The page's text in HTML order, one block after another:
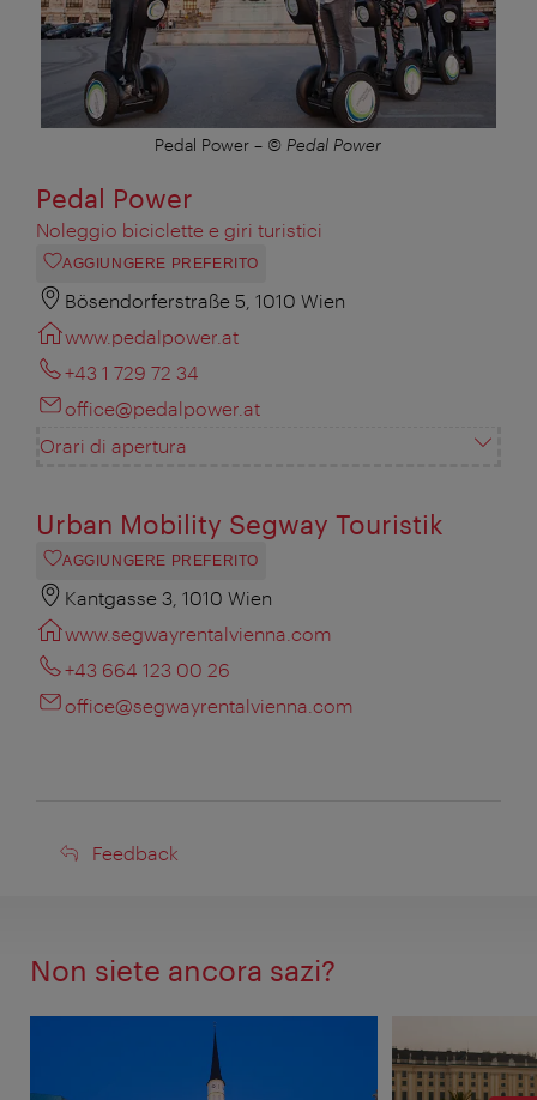
Pedal Power – © Pedal Power
Pedal Power
Noleggio biciclette e giri turistici
AGGIUNGERE PREFERITO
Bösendorferstraße 5, 1010 Wien
www.pedalpower.at
+43 1 729 72 34
office@pedalpower.at
Orari di apertura
Urban Mobility Segway Touristik
AGGIUNGERE PREFERITO
Kantgasse 3, 1010 Wien
www.segwayrentalvienna.com
+43 664 123 00 26
office@segwayrentalvienna.com
Feedback
Feedback
Non siete ancora sazi?